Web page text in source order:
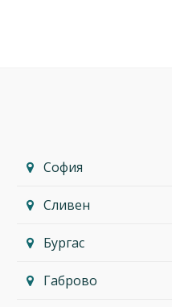
София
Сливен
Бургас
Габрово